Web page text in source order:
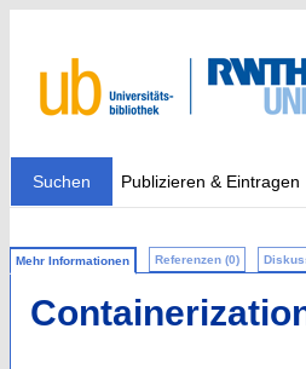
Suchen Publizieren & Eintragen
Mehr Informationen Referenzen (0)